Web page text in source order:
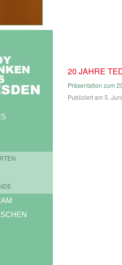
20 JAHRE
Präsentation zum
Publiziert am 5.